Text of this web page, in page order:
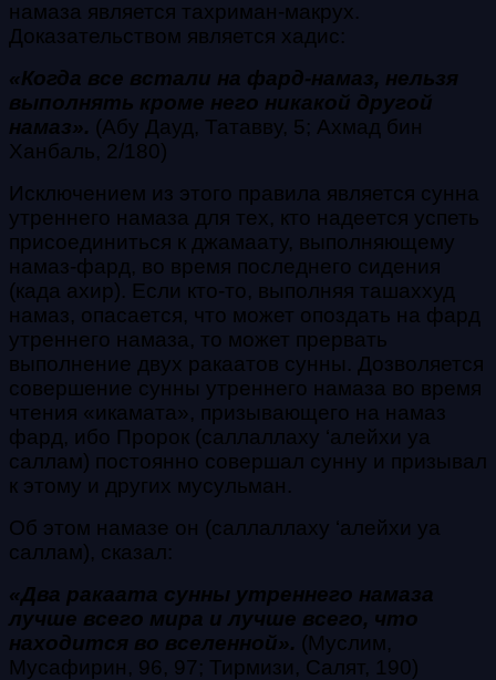
намаза является тахриман-макрух.
Доказательством является хадис:
«Когда все встали на фард-намаз, нельзя
выполнять кроме него никакой другой
намаз». (Абу Дауд, Татавву, 5; Ахмад бин
Ханбаль, 2/180)
Исключением из этого правила является сунна
утреннего намаза для тех, кто надеется успеть
присоединиться к джамаату, выполняющему
намаз-фард, во время последнего сидения
(када ахир). Если кто-то, выполняя ташаххуд
намаз, опасается, что может опоздать на фард
утреннего намаза, то может прервать
выполнение двух ракаатов сунны. Дозволяется
совершение сунны утреннего намаза во время
чтения «икамата», призывающего на намаз
фард, ибо Пророк (саллаллаху ‘алейхи уа
саллам) постоянно совершал сунну и призывал
к этому и других мусульман.
Об этом намазе он (саллаллаху ‘алейхи уа
саллам), сказал:
«Два ракаата сунны утреннего намаза
лучше всего мира и лучше всего, что
находится во вселенной». (Муслим,
Мусафирин, 96, 97; Тирмизи, Салят, 190)